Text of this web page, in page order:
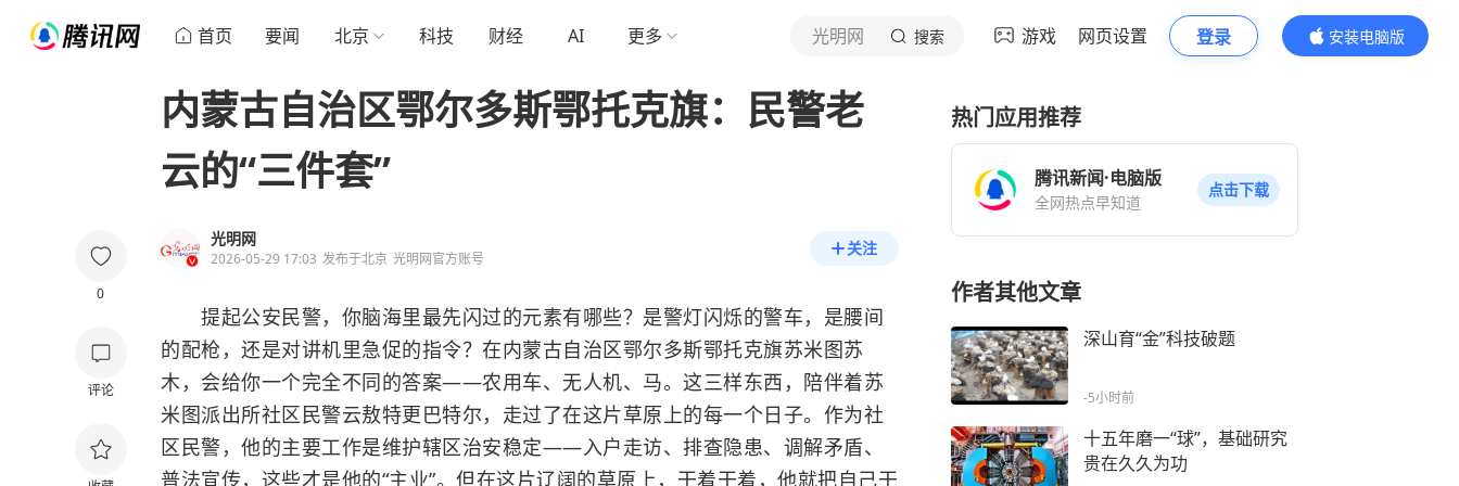
首页 要闻 北京 科技 财经 AI 更多 光明网 搜索 游戏 网页设置 登录
安装电脑版
内容更精彩
0
评论
内蒙古自治区鄂尔多斯鄂托克旗：民警老
云的“三件套”
光明网
2026-05-29 17:03 发布于北京 光明网官方账号
关注
提起公安民警，你脑海里最先闪过的元素有哪些？是警灯闪烁的警车，是腰间
的配枪，还是对讲机里急促的指令？在内蒙古自治区鄂尔多斯鄂托克旗苏米图苏
木，会给你一个完全不同的答案——农用车、无人机、马。这三样东西，陪伴着苏
米图派出所社区民警云敖特更巴特尔，走过了在这片草原上的每一个日子。作为社
区民警，他的主要工作是维护辖区治安稳定——入户走访、排查隐患、调解矛盾、
普法宣传，这些才是他的“主业”。但在这片辽阔的草原上，干着干着，他就把自己干
热门应用推荐
腾讯新闻·电脑版
全网热点早知道
点击下载
作者其他文章
深山育“金”科技破题
-5小时前
十五年磨一“球”，基础研究
贵在久久为功